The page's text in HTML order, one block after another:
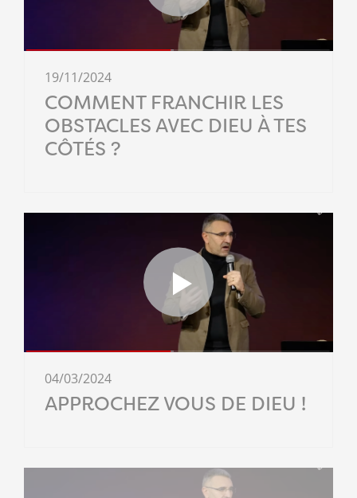
19/11/2024
COMMENT FRANCHIR LES
OBSTACLES AVEC DIEU À TES
CÔTÉS ?
04/03/2024
APPROCHEZ VOUS DE DIEU !